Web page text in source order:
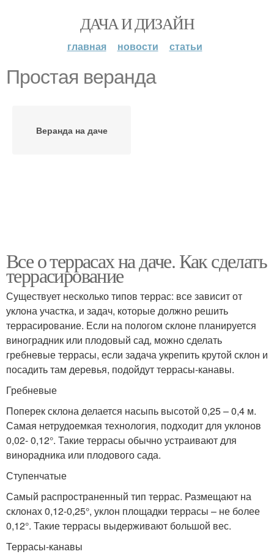
ДАЧА И ДИЗАЙН
главная новости статьи
Простая веранда
Веранда на даче
Все о террасах на даче. Как сделать
террасирование
Существует несколько типов террас: все зависит от
уклона участка, и задач, которые должно решить
террасирование. Если на пологом склоне планируется
виноградник или плодовый сад, можно сделать
гребневые террасы, если задача укрепить крутой склон и
посадить там деревья, подойдут террасы-канавы.
Гребневые
Поперек склона делается насыпь высотой 0,25 – 0,4 м.
Самая нетрудоемкая технология, подходит для уклонов
0,02- 0,12°. Такие террасы обычно устраивают для
винорадника или плодового сада.
Ступенчатые
Самый распространенный тип террас. Размещают на
склонах 0,12-0,25°, уклон площадки террасы – не более
0,12°. Такие террасы выдерживают большой вес.
Террасы-канавы